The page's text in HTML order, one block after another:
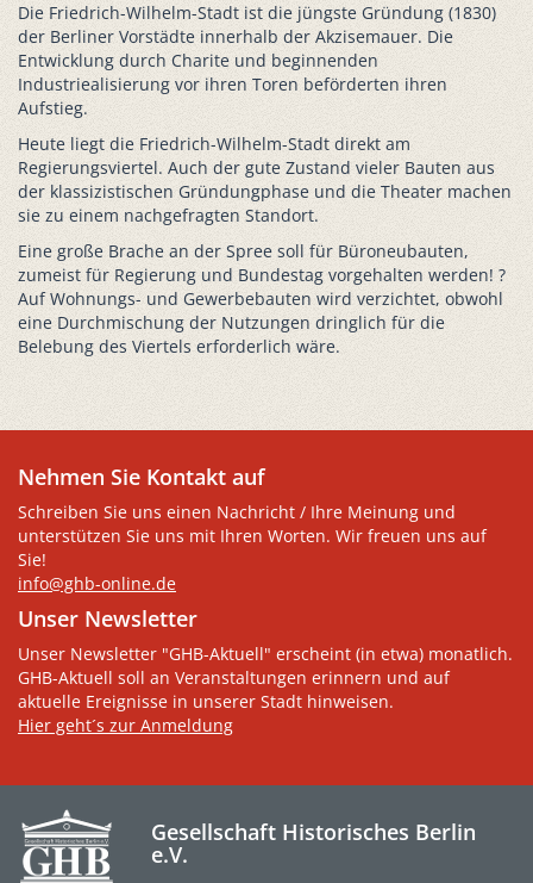
Die Friedrich-Wilhelm-Stadt ist die jüngste Gründung (1830)
der Berliner Vorstädte innerhalb der Akzisemauer. Die
Entwicklung durch Charite und beginnenden
Industriealisierung vor ihren Toren beförderten ihren
Aufstieg.
Heute liegt die Friedrich-Wilhelm-Stadt direkt am
Regierungsviertel. Auch der gute Zustand vieler Bauten aus
der klassizistischen Gründungphase und die Theater machen
sie zu einem nachgefragten Standort.
Eine große Brache an der Spree soll für Büroneubauten,
zumeist für Regierung und Bundestag vorgehalten werden! ?
Auf Wohnungs- und Gewerbebauten wird verzichtet, obwohl
eine Durchmischung der Nutzungen dringlich für die
Belebung des Viertels erforderlich wäre.
Nehmen Sie Kontakt auf
Schreiben Sie uns einen Nachricht / Ihre Meinung und
unterstützen Sie uns mit Ihren Worten. Wir freuen uns auf
Sie!
info@ghb-online.de
Unser Newsletter
Unser Newsletter "GHB-Aktuell" erscheint (in etwa) monatlich.
GHB-Aktuell soll an Veranstaltungen erinnern und auf
aktuelle Ereignisse in unserer Stadt hinweisen.
Hier geht´s zur Anmeldung
Gesellschaft Historisches Berlin
e.V.